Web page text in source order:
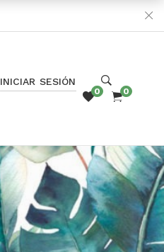
INICIAR SESIÓN
0 0